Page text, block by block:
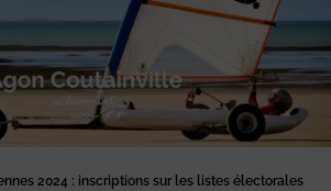
2024 : inscriptions sur les listes électorales